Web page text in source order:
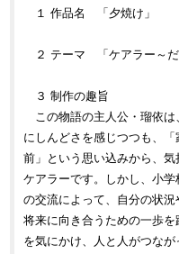
１ 作品名 「夕焼け」
２ テーマ 「ケアラー～だ
３ 制作の趣旨
この物語の主人公・瑠依
にしんどさを感じつつも、
前」という思い込みから、
ケアラーです。しかし、小
の交流によって、自分の状況
将来に向き合うための一歩
を気にかけ、人と人がつな